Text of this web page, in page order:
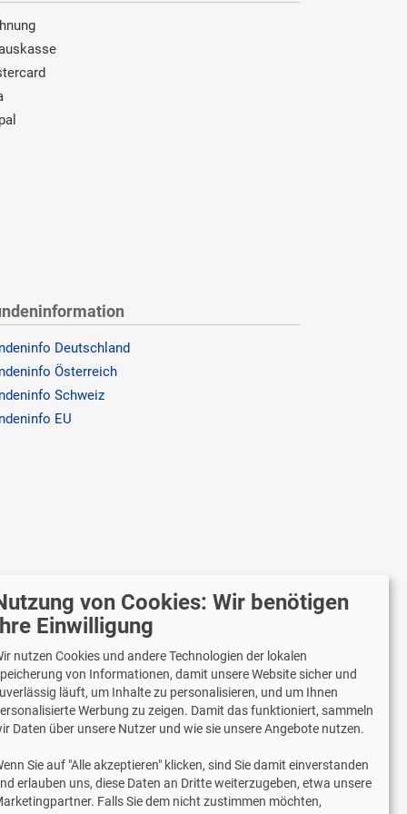
Deutschland
Österreich
Schweiz
EU
versenden mit
Lieferung auch an Packstationen und
Postfilialen
Samstagszustellung
von Cookies: Wir benötigen
Einwilligung
nutzen Cookies und andere Technologien der lokalen
von Informationen, damit unsere Website sicher und
läuft, um Inhalte zu personalisieren, und um Ihnen
Werbung zu zeigen. Damit das funktioniert, sammeln
Daten über unsere Nutzer und wie sie unsere Angebote nutzen.
Sie auf "Alle akzeptieren" klicken, sind Sie damit einverstanden
erlauben uns, diese Daten an Dritte weiterzugeben, etwa unsere
Falls Sie dem nicht zustimmen möchten,